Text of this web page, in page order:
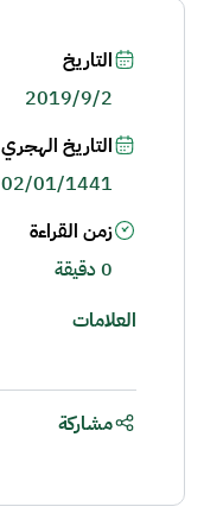
التاريخ
2019/9/2
التاريخ الهجري
02/01/1441
زمن القراءة
0 دقيقة
العلامات
مشاركة